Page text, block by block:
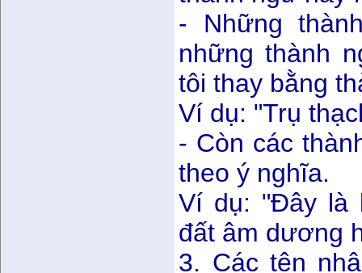
- Những
những thành
tôi thay bằng
Ví dụ: "Trụ
- Còn các
theo ý nghĩa.
Ví dụ: "Đây là
đất âm dương
3. Các tên